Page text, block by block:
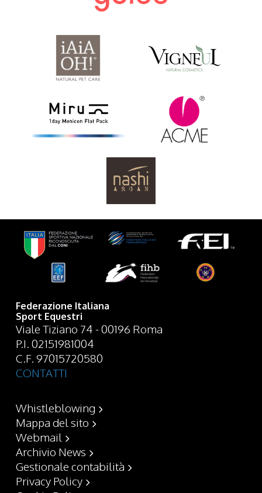
Federazione Italiana
Sport Equestri
Viale Tiziano 74 - 00196 Roma
P.I. 02151981004
C.F. 97015720580
CONTATTI
Whistleblowing
Mappa del sito
Webmail
Archivio News
Gestionale contabilità
Privacy Policy